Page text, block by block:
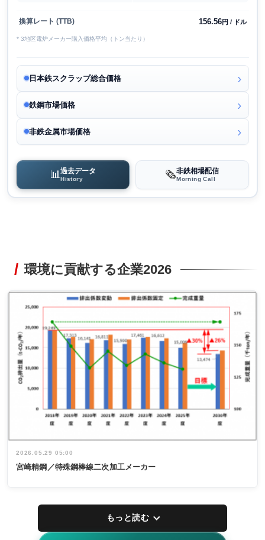
換算レート (TTB) 156.56円 / ドル
* 3地区電炉メーカー購入価格平均（トン当たり）
日本鉄スクラップ総合価格
鉄鋼市場価格
非鉄金属市場価格
📊過去データ
History 🗞️非鉄相場配信
Morning Call
環境に貢献する企業2026
2026.05.29 05:00
宮崎精鋼／特殊鋼棒線二次加工メーカー
もっと読む